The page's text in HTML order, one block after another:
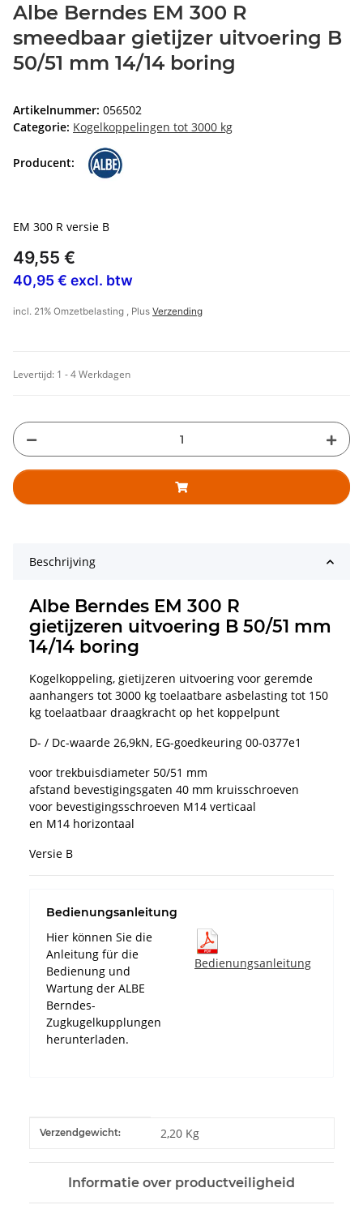
Albe Berndes EM 300 R
smeedbaar gietijzer uitvoering B
50/51 mm 14/14 boring
Artikelnummer: 056502
Categorie: Kogelkoppelingen tot 3000 kg
Producent:
EM 300 R versie B
49,55 €
40,95 € excl. btw
incl. 21% Omzetbelasting , Plus Verzending
Levertijd: 1 - 4 Werkdagen
Beschrijving
Albe Berndes EM 300 R
gietijzeren uitvoering B 50/51 mm
14/14 boring
Kogelkoppeling, gietijzeren uitvoering voor geremde
aanhangers tot 3000 kg toelaatbare asbelasting tot 150
kg toelaatbaar draagkracht op het koppelpunt
D- / Dc-waarde 26,9kN, EG-goedkeuring 00-0377e1
voor trekbuisdiameter 50/51 mm
afstand bevestigingsgaten 40 mm kruisschroeven
voor bevestigingsschroeven M14 verticaal
en M14 horizontaal
Versie B
Bedienungsanleitung
Hier können Sie die
Anleitung für die
Bedienung und
Wartung der ALBE
Berndes-
Zugkugelkupplungen
herunterladen.
Bedienungsanleitung
#productDetails.itemInformation#
#productDetails.itemValue#
Verzendgewicht: 2,20 Kg
Informatie over productveiligheid